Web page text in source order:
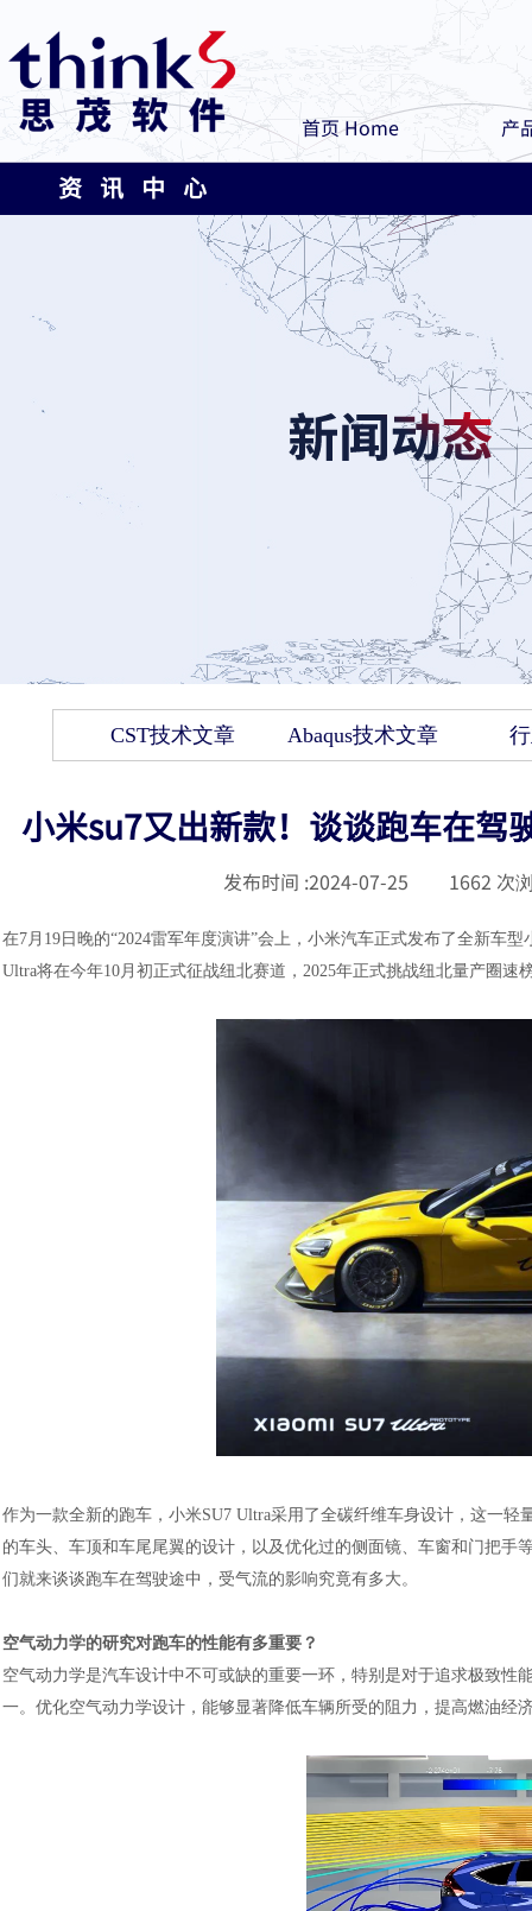
首页 Home 产
资 讯 中 心
CST技术文章 Abaqus技术文章
小米su7又出新款！谈谈跑车在驾
发布时间 :2024-07-25 1662 次
在7月19日晚的“2024雷军年度演讲”会上，小米汽车正式发布了全新车
Ultra将在今年10月初正式征战纽北赛道，2025年正式挑战纽北量产圈速
作为一款全新的跑车，小米SU7 Ultra采用了全碳纤维车身设计，这一
的车头、车顶和车尾尾翼的设计，以及优化过的侧面镜、车窗和门把
们就来谈谈跑车在驾驶途中，受气流的影响究竟有多大。
空气动力学的研究对跑车的性能有多重要？
空气动力学是汽车设计中不可或缺的重要一环，特别是对于追求极致
一。优化空气动力学设计，能够显著降低车辆所受的阻力，提高燃油经